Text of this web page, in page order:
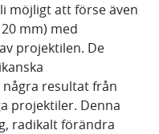
möjligt att förse även
mm) med
projektilen. De
resultat från
projektiler. Denna
radikalt förändra